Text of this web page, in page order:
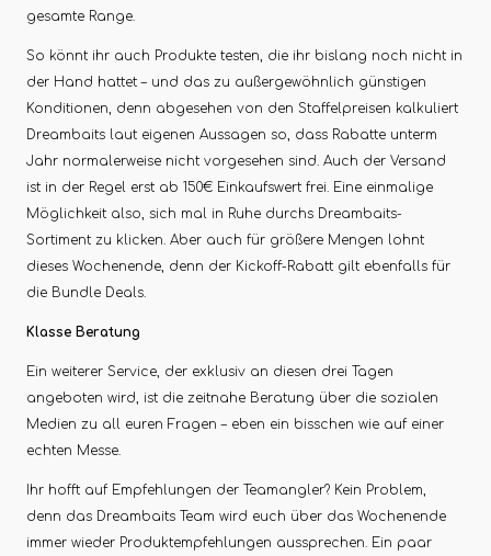
gesamte Range.
So könnt ihr auch Produkte testen, die ihr bislang noch nicht in
der Hand hattet – und das zu außergewöhnlich günstigen
Konditionen, denn abgesehen von den Staffelpreisen kalkuliert
Dreambaits laut eigenen Aussagen so, dass Rabatte unterm
Jahr normalerweise nicht vorgesehen sind. Auch der Versand
ist in der Regel erst ab 150€ Einkaufswert frei. Eine einmalige
Möglichkeit also, sich mal in Ruhe durchs Dreambaits-
Sortiment zu klicken. Aber auch für größere Mengen lohnt
dieses Wochenende, denn der Kickoff-Rabatt gilt ebenfalls für
die Bundle Deals.
Klasse Beratung
Ein weiterer Service, der exklusiv an diesen drei Tagen
angeboten wird, ist die zeitnahe Beratung über die sozialen
Medien zu all euren Fragen – eben ein bisschen wie auf einer
echten Messe.
Ihr hofft auf Empfehlungen der Teamangler? Kein Problem,
denn das Dreambaits Team wird euch über das Wochenende
immer wieder Produktempfehlungen aussprechen. Ein paar